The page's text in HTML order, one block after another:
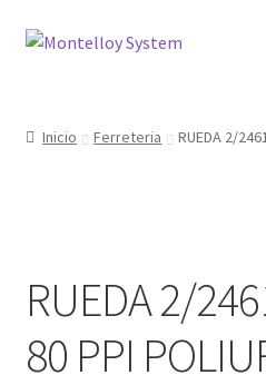
Ir
Ir
Maquinaria
Protección Laboral
Inicio Ferreteria RUEDA 2/
RUEDA 2/
80 PPI